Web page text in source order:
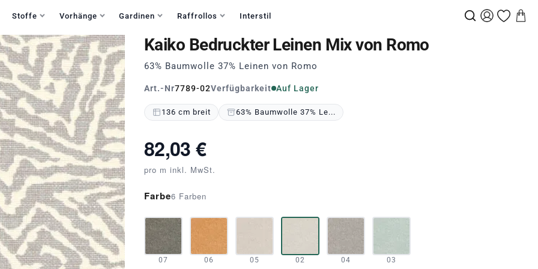
Stoffe Vorhänge Gardinen Raffrollos Interstil
Kaiko Bedruckter Leinen Mix von Romo
63% Baumwolle 37% Leinen von Romo
Art.-Nr7789-02Verfügbarkeit Auf Lager
136 cm breit 63% Baumwolle 37% Le...
82,03 €
pro m inkl. MwSt.
Farbe6 Farben
07 06 05 02 04 03